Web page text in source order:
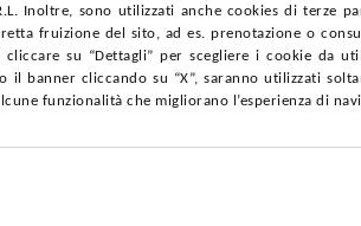
Inoltre, sono utilizzati anche cookies di terze
fruizione del sito, ad es. prenotazione o
su “Dettagli” per scegliere i cookie da
il banner cliccando su “X”, saranno utilizzati
funzionalità che migliorano l’esperienza di
Youtube